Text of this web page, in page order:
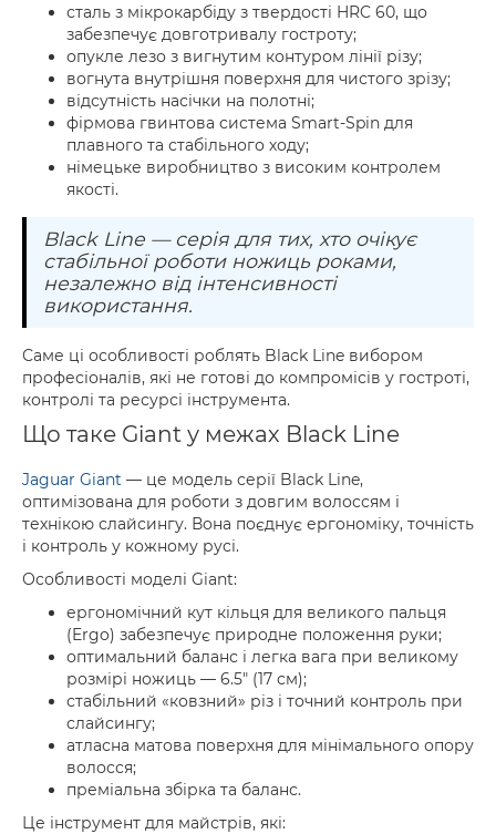
сталь з мікрокарбіду з твердості HRC 60, що
забезпечує довготривалу гостроту;
опукле лезо з вигнутим контуром лінії різу;
вогнута внутрішня поверхня для чистого зрізу;
відсутність насічки на полотні;
фірмова гвинтова система Smart-Spin для
плавного та стабільного ходу;
німецьке виробництво з високим контролем
якості.
Black Line — серія для тих, хто очікує
стабільної роботи ножиць роками,
незалежно від інтенсивності
використання.
Саме ці особливості роблять Black Line вибором
професіоналів, які не готові до компромісів у гостроті,
контролі та ресурсі інструмента.
Що таке Giant у межах Black Line
Jaguar Giant — це модель серії Black Line,
оптимізована для роботи з довгим волоссям і
технікою слайсингу. Вона поєднує ергономіку, точність
і контроль у кожному русі.
Особливості моделі Giant:
ергономічний кут кільця для великого пальця
(Ergo) забезпечує природне положення руки;
оптимальний баланс і легка вага при великому
розмірі ножиць — 6.5" (17 см);
стабільний «ковзний» різ і точний контроль при
слайсингу;
атласна матова поверхня для мінімального опору
волосся;
преміальна збірка та баланс.
Це інструмент для майстрів, які: